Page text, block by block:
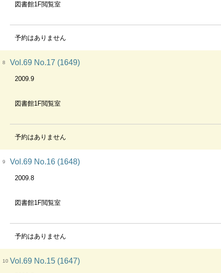
図書館1F閲覧室
予約はありません
8 Vol.69 No.17 (1649)
2009.9
図書館1F閲覧室
予約はありません
9 Vol.69 No.16 (1648)
2009.8
図書館1F閲覧室
予約はありません
10 Vol.69 No.15 (1647)